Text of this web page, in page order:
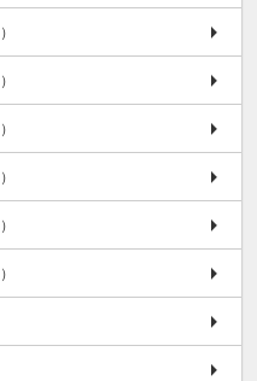
）
）
）
）
）
）